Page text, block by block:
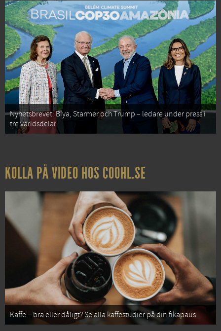
Nyhetsbrevet: Biya, Starmer och Trump – ledare under press i
tre världsdelar
KOLLA PÅ VIDEO HOS COOHL.SE
Kaffe – bra eller dåligt? Se alla kaffestudier på din fikapaus